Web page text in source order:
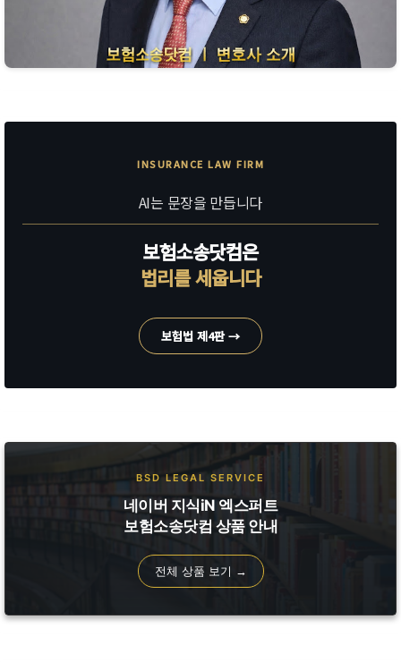
INSURANCE LAW FIRM
AI는 문장을 만듭니다
보험소송닷컴은
법리를 세웁니다
보험법 제4판 →
BSD LEGAL SERVICE
네이버 지식iN 엑스퍼트
보험소송닷컴 상품 안내
전체 상품 보기 →